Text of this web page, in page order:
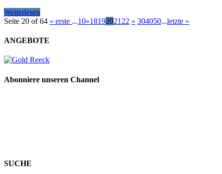
Weiterlesen
Seite 20 of 64 « erste ...10«18192021 22 » 304050...letzte »
ANGEBOTE
Abonniere unseren Channel
SUCHE